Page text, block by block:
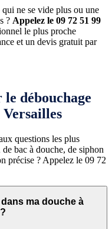
ne se vide plus ou une
? Appelez le 09 72 51 99
le plus proche
et un devis gratuit par
débouchage
Versailles
questions les plus
bac à douche, de siphon
précise ? Appelez le 09 72
ma douche à